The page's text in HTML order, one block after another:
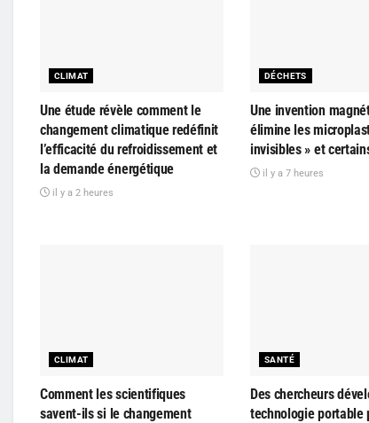
CLIMAT
Une étude révèle comment le
changement climatique redéfinit
l’efficacité du refroidissement et
la demande énergétique
il y a 2 heures
DÉCHETS
Une invention
élimine les
invisibles » et
il y a 7 heures
CLIMAT
Comment les scientifiques
savent-ils si le changement
SANTÉ
Des chercheurs
technologie portable